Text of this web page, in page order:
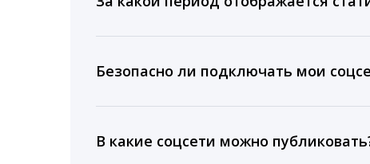
подключении тарифа Блогер. При оплате
5 лет.
Безопасно ли подключать мои
информацию третьим лицам.
В какие соцсети можно